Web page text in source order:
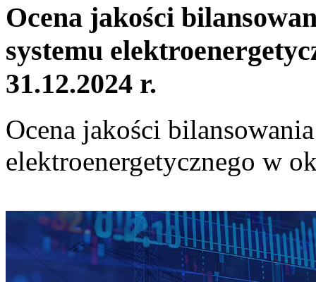
Ocena jakości
systemu
31.12.2024 r.
Ocena jakości
elektroenergetycznego w